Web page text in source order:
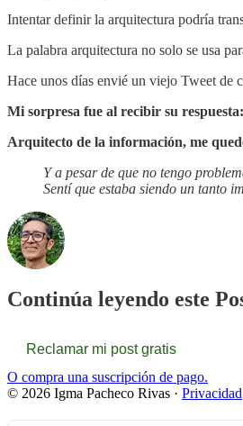
Intentar definir la arquitectura podría
La palabra arquitectura no solo se usa
Hace unos días envié un viejo Tweet de
Mi sorpresa fue al recibir su respuesta:
Arquitecto de la información, me
Y a pesar de que no tengo
Sentí que estaba siendo un tanto
Continúa leyendo este
Reclamar mi post gratis
O compra una suscripción de pago.
© 2026 Igma Pacheco Rivas · Privacidad